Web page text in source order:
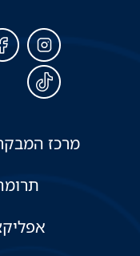
מרכז